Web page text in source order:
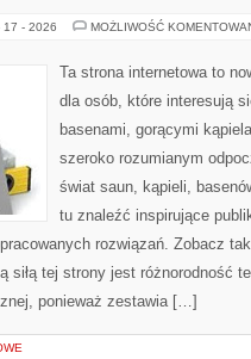
17 - 2026 MOŻLIWOŚĆ
Ta strona internetowa to
dla osób, które interesują
basenami, gorącymi
szeroko rozumianym
świat saun, kąpieli,
tu znaleźć inspirujące
rozwiązań. Zobacz
siłą tej strony jest różnorodność
ponieważ zestawia […]